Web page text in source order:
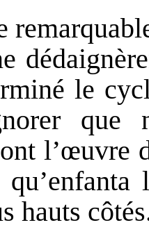
le
que
l’œuvre
hauts